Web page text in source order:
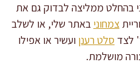
בהחלט ממליצה לבדוק גם את
צמחוני באתר שלי, או לשלב
לצד סלט רענן ועשיר או אפילו
מושלמת.